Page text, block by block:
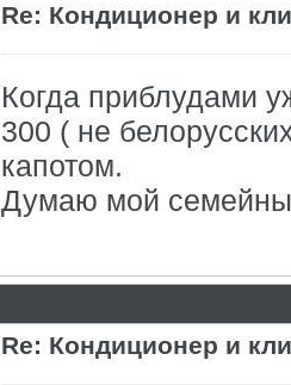
Re: Кондиционер и
Когда приблудами
300 ( не
капотом.
Думаю мой
Re: Кондиционер и